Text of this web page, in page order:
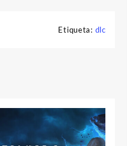
Etiqueta: dlc